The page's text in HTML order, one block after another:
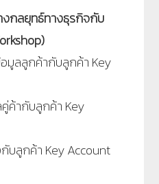
งกลยุทธ์ทางธุรกิจกับ
อมูลลูกค้ากับลูกค้า Key
คู่ค้ากับลูกค้า Key
กับลูกค้า Key Account